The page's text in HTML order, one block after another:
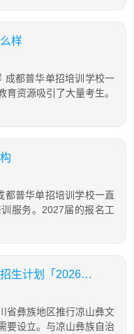
样
成都普华单招培训学校一
资源吸引了大量考生。
都普华单招培训学校一直
服务。2027届的报名工
四川省彝文学校五年制大专2026招生计划「2026年更新」
省彝族地区推行凉山彝文
要设立。与凉山彝族自治